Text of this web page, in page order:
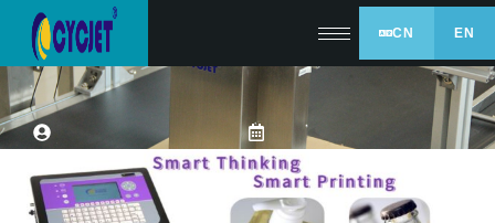
CN EN